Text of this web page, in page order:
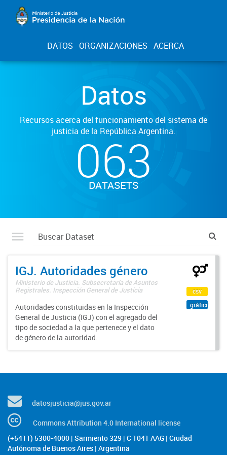
DATOS ORGANIZACIONES ACERCA
Datos
Recursos acerca del funcionamiento del sistema de
justicia de la República Argentina.
063
DATASETS
IGJ. Autoridades género
Ministerio de Justicia. Subsecretaría de Asuntos
Registrales. Inspección General de Justicia
Autoridades constituidas en la Inspección
General de Justicia (IGJ) con el agregado del
tipo de sociedad a la que pertenece y el dato
de género de la autoridad.
csv
gráfico
datosjusticia@jus.gov.ar
Commons Attribution 4.0 International license
(+5411) 5300-4000 | Sarmiento 329 | C 1041 AAG | Ciudad
Autónoma de Buenos Aires | Argentina